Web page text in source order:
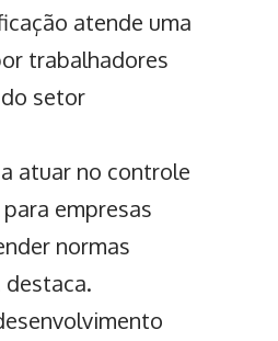
atende uma
trabalhadores
setor
atuar no controle
empresas
normas
destaca.